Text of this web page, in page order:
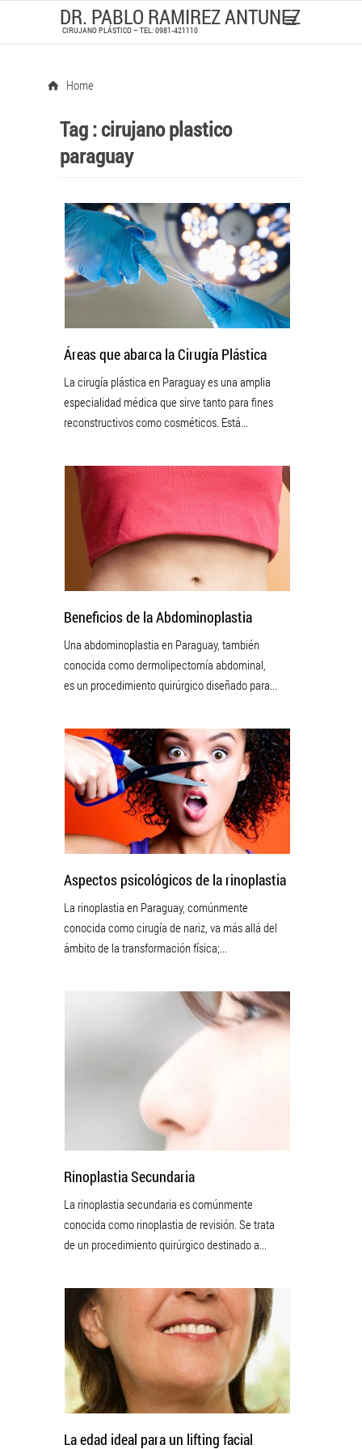
DR. PABLO RAMIREZ ANTUNEZ
CIRUJANO PLÁSTICO – TEL: 0981-421110
Home
Tag :cirujano plastico
paraguay
Áreas que abarca la Cirugía Plástica
La cirugía plástica en Paraguay es una amplia
especialidad médica que sirve tanto para fines
reconstructivos como cosméticos. Está...
Beneficios de la Abdominoplastia
Una abdominoplastia en Paraguay, también
conocida como dermolipectomía abdominal,
es un procedimiento quirúrgico diseñado para...
Aspectos psicológicos de la rinoplastia
La rinoplastia en Paraguay, comúnmente
conocida como cirugía de nariz, va más allá del
ámbito de la transformación física;...
Rinoplastia Secundaria
La rinoplastia secundaria es comúnmente
conocida como rinoplastia de revisión. Se trata
de un procedimiento quirúrgico destinado a...
La edad ideal para un lifting facial